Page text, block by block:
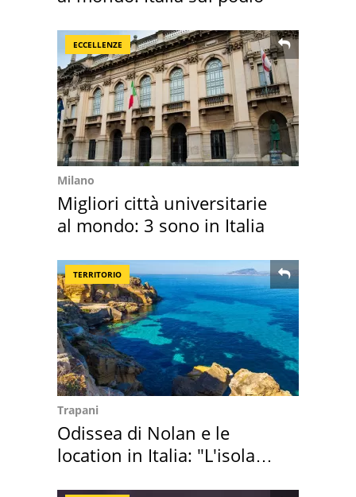
ECCELLENZE
Milano
Migliori città universitarie
al mondo: 3 sono in Italia
TERRITORIO
Trapani
Odissea di Nolan e le
location in Italia: "L'isola